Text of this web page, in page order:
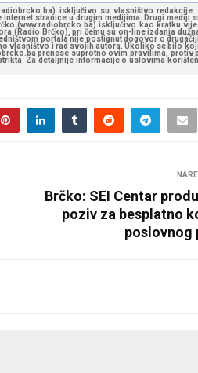
isključivo su vlasništvo redakcije.
stranice u drugim medijima. Drugi mediji
(www.radiobrcko.ba) isključivo kao kratku
(Radio Brčko), pri čemu su on-line izdanja
portala nije postignut dogovor o
vlasništvo i rad svojih autora. Ukoliko se bilo
prenese suprotno ovim pravilima, protiv
Za detaljnije informacije o uslovima
Brčko: SEI Centar
poziv za besplatno
poslovnog